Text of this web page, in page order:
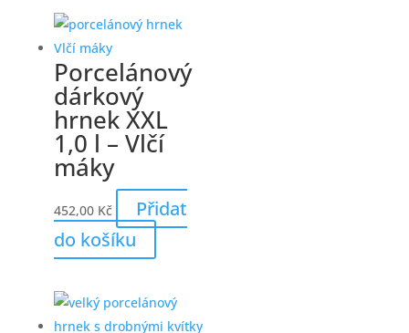
Porcelánový
dárkový
hrnek XXL
1,0 l – Vlčí
máky
452,00 Kč
Přidat
do košíku